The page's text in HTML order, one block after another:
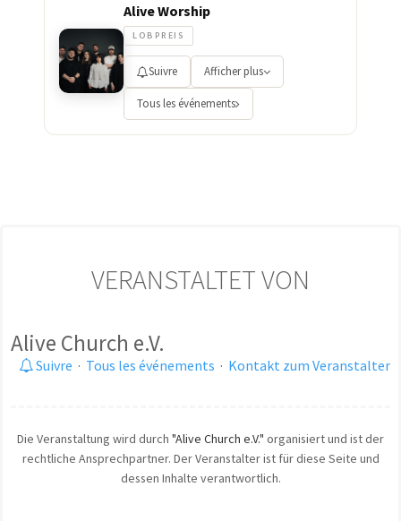
Alive Worship
LOBPREIS
Suivre Afficher plus
Tous les événements
VERANSTALTET VON
Alive Church e.V.
Suivre · Tous les événements · Kontakt zum Veranstalter
Die Veranstaltung wird durch "Alive Church e.V." organisiert und ist der
rechtliche Ansprechpartner. Der Veranstalter ist für diese Seite und
dessen Inhalte verantwortlich.